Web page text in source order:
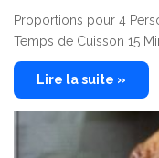
Proportions pour 4
Temps de Cuisson 15
Lire la suite »